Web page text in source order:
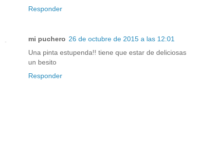
Responder
mi puchero 26 de octubre de 2015 a las 12:01
Una pinta estupenda!! tiene que estar de deliciosas
un besito
Responder